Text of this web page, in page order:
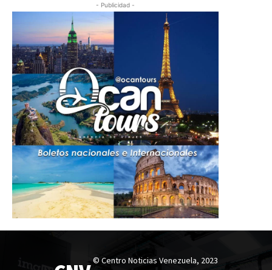
- Publicidad -
© Centro Noticias Venezuela, 2023